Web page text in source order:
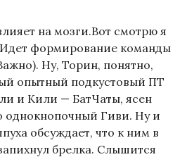
на мозги.Вот смотрю я
Идет формирование команды
Ну, Торин, понятно,
опытный подкустовый ПТ
и Кили — БатЧаты, ясен
однокнопочный Гиви. Ну и
обсуждает, что к ним в
брелка. Слышится